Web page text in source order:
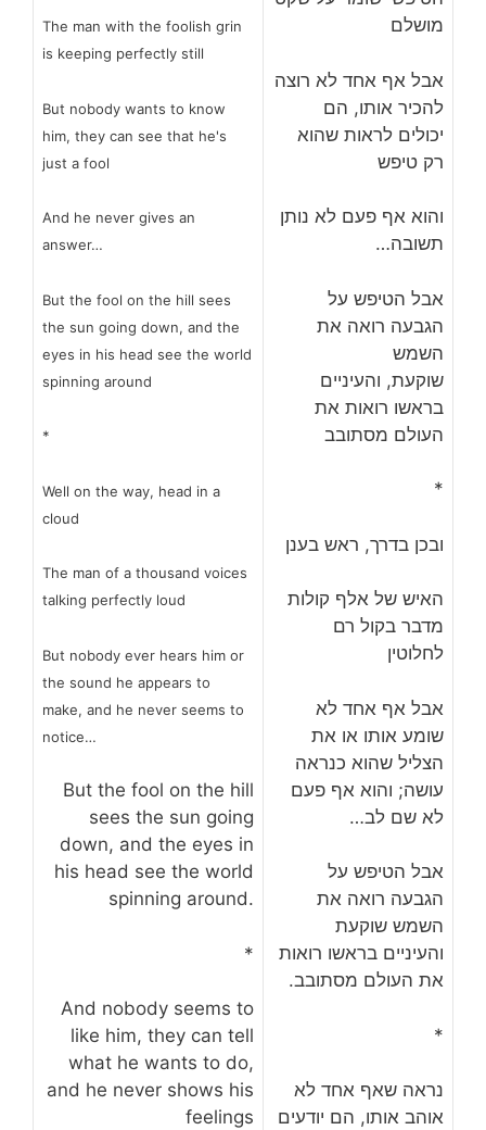
מושלם
אבל אף אחד לא רוצה
להכיר אותו, הם
יכולים לראות שהוא
רק טיפש
והוא אף פעם לא נותן
תשובה…
אבל הטיפש על
הגבעה רואה את
השמש
שוקעת, והעיניים
בראשו רואות את
העולם מסתובב
*
ובכן בדרך, ראש בענן
האיש של אלף קולות
מדבר בקול רם
לחלוטין
אבל אף אחד לא
שומע אותו או את
הצליל שהוא כנראה
עושה; והוא אף פעם
לא שם לב…
אבל הטיפש על
הגבעה רואה את
השמש שוקעת
והעיניים בראשו רואות
את העולם מסתובב.
*
נראה שאף אחד לא
אוהב אותו, הם יודעים
The man with the foolish grin
is keeping perfectly still
But nobody wants to know
him, they can see that he's
just a fool
And he never gives an
answer…
But the fool on the hill sees
the sun going down, and the
eyes in his head see the world
spinning around
*
Well on the way, head in a
cloud
The man of a thousand voices
talking perfectly loud
But nobody ever hears him or
the sound he appears to
make, and he never seems to
notice…
But the fool on the hill
sees the sun going
down, and the eyes in
his head see the world
spinning around.
*
And nobody seems to
like him, they can tell
what he wants to do,
and he never shows his
feelings